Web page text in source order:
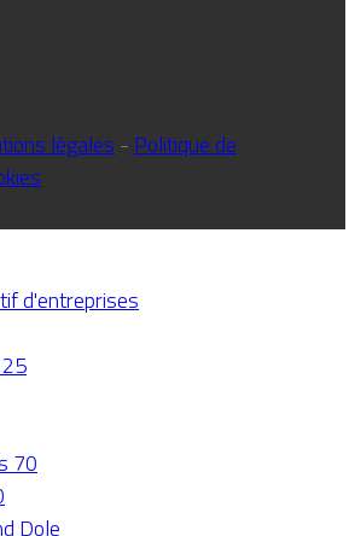
légales-Politique de
d'entreprises
70
Dole